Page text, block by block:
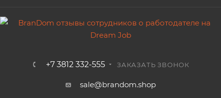
+7 3812 332-555 ЗАКАЗАТЬ ЗВОНОК
sale@brandom.shop